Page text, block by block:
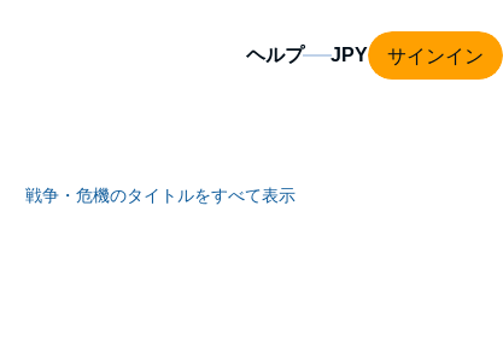
ヘルプ サインイン
戦争・危機のタイトルをすべて表示